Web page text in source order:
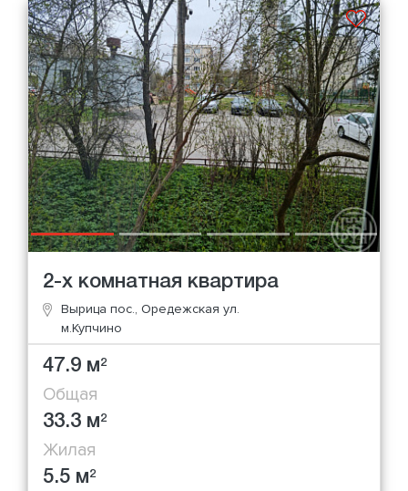
2-х комнатная квартира
Вырица пос., Оредежская ул.
м.Купчино
47.9 м2
Общая
33.3 м2
Жилая
5.5 м2